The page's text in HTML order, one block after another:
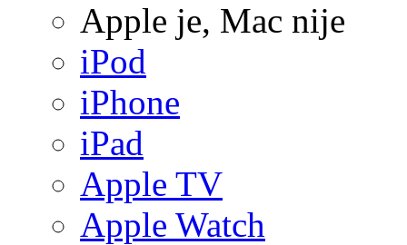
Apple je, Mac nije
iPod
iPhone
iPad
Apple TV
Apple Watch